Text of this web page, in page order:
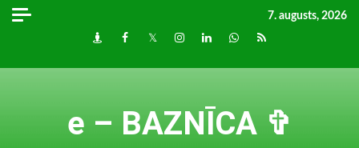
Skip
7. augusts, 2026
DraugiemFacebook
TwitterInstagram
LinkedInwhatsapp
RSS
e – BAZNĪCA ✞